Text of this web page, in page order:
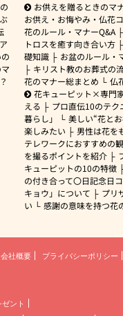
お供えを贈るときのマ
お供え・お悔やみ・仏花
花のルール・マナーQ&A
トロスを癒す向き合い方
礎知識
お盆のルール・
キリスト教のお葬式の
花のマナー総まとめ
仏
花キューピット×専門
える
プロ直伝10のテク
暮らし」
美しい“花と
楽しみたい
男性は花を
テレワークにおすすめの
を撮るポイントを紹介
キューピットの10の特徴
の付き合って〇日記念日
キョウ」について
プリ
い
感謝の意味を持つ花
会社概要
プライバシーポリシー
ント